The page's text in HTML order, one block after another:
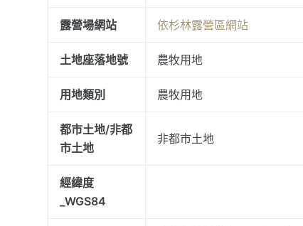
露營場網站 依杉林露營區網站
土地座落地號 農牧用地
用地類別 農牧用地
都市土地/非都
市土地
非都市土地
經緯度
_WGS84